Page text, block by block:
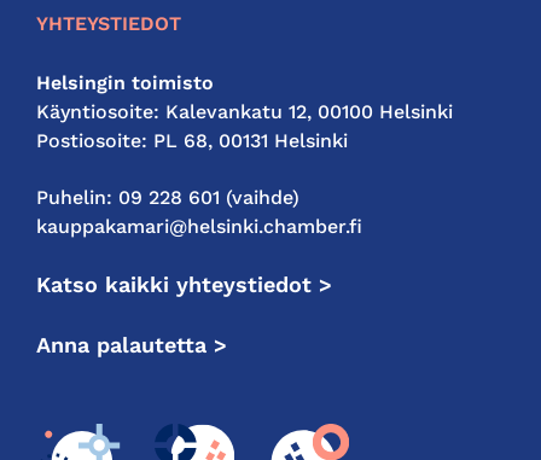
YHTEYSTIEDOT
Helsingin toimisto
Käyntiosoite: Kalevankatu 12, 00100 Helsinki
Postiosoite: PL 68, 00131 Helsinki
Puhelin: 09 228 601 (vaihde)
kauppakamari@helsinki.chamber.fi
Katso kaikki yhteystiedot >
Anna palautetta >